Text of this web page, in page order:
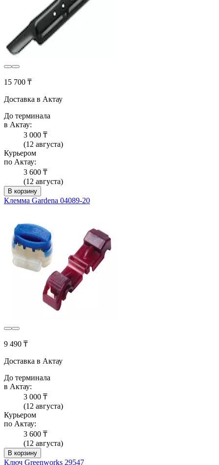
15 700 ₸
Доставка в Актау
До терминала
в Актау:
3 000 ₸
(12 августа)
Курьером
по Актау:
3 600 ₸
(12 августа)
В корзину
Клемма Gardena 04089-20
9 490 ₸
Доставка в Актау
До терминала
в Актау:
3 000 ₸
(12 августа)
Курьером
по Актау:
3 600 ₸
(12 августа)
В корзину
Ключ Greenworks 29547